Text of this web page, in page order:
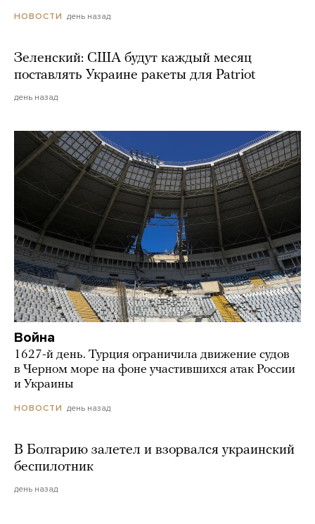
НОВОСТИ день назад
Зеленский: США будут каждый месяц
поставлять Украине ракеты для Patriot
день назад
Война
1627-й день. Турция ограничила движение судов
в Черном море на фоне участившихся атак России
и Украины
НОВОСТИ день назад
В Болгарию залетел и взорвался украинский
беспилотник
день назад